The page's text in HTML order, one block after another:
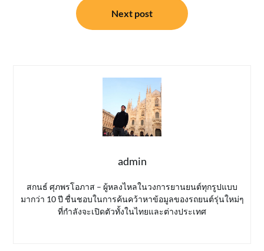
Next post
admin
สกนธ์ ศุภพรโอภาส – ผู้หลงไหลในวงการยานยนต์ทุกรูปแบบ
มากว่า 10 ปี ชื่นชอบในการค้นคว้าหาข้อมูลของรถยนต์รุ่นใหม่ๆ
ที่กำลังจะเปิดตัวทั้งในไทยและต่างประเทศ